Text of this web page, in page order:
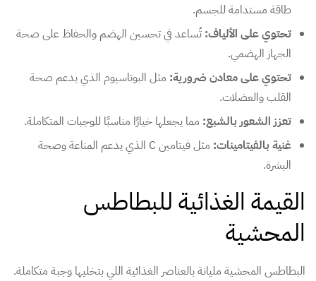
طاقة مستدامة للجسم.
تحتوي على الألياف: تُساعد في تحسين الهضم والحفاظ على صحة
الجهاز الهضمي.
تحتوي على معادن ضرورية: مثل البوتاسيوم الذي يدعم صحة
القلب والعضلات.
تعزز الشعور بالشبع: مما يجعلها خيارًا مناسبًا للوجبات المتكاملة.
غنية بالفيتامينات:
مثل فيتامين C الذي يدعم المناعة وصحة
البشرة.
القيمة الغذائية للبطاطس
المحشية
البطاطس المحشية مليانة بالعناصر الغذائية اللي بتخليها وجبة متكاملة.